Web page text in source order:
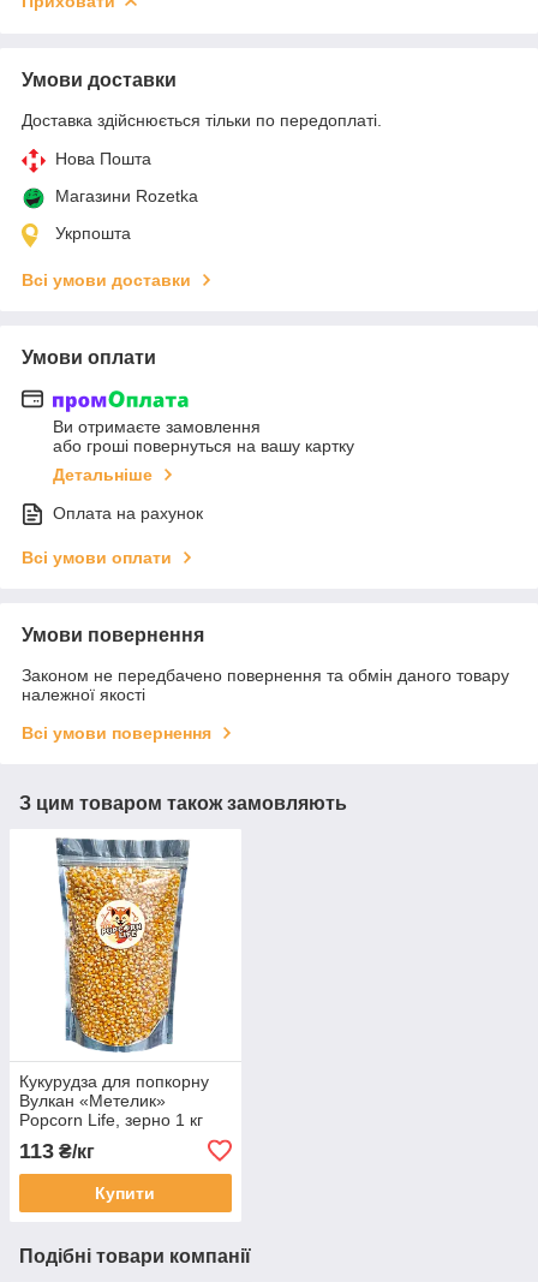
Умови доставки
Доставка здійснюється тільки по передоплаті.
Нова Пошта
Магазини Rozetka
Укрпошта
Всі умови доставки
Умови оплати
Ви отримаєте замовлення
або гроші повернуться на вашу картку
Детальніше
Оплата на рахунок
Всі умови оплати
Умови повернення
Законом не передбачено повернення та обмін даного товару
належної якості
Всі умови повернення
З цим товаром також замовляють
Кукурудза для попкорну
Вулкан «Метелик»
Popcorn Life, зерно 1 кг
113 ₴/кг
Купити
Подібні товари компанії